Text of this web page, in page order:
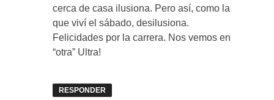
cerca de casa ilusiona. Pero así, como la
que viví el sábado, desilusiona.
Felicidades por la carrera. Nos vemos en
“otra” Ultra!
RESPONDER